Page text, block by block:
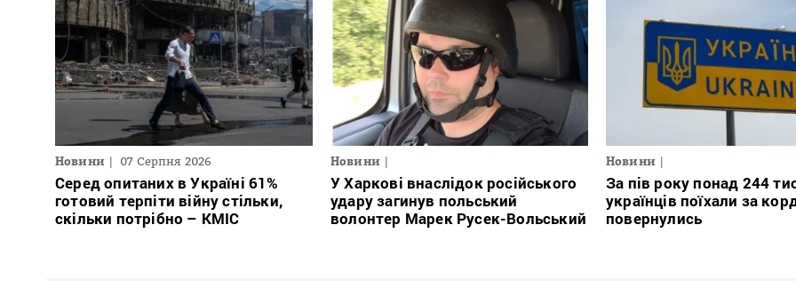
Новини 07 Серпня 2026
Серед опитаних в Україні 61%
готовий терпіти війну стільки,
скільки потрібно – КМІС
Новини
У Харкові внаслідок російського
удару загинув польський
волонтер Марек Русек-Вольський
Новини
За пів року понад 244
українців поїхали за
повернулись